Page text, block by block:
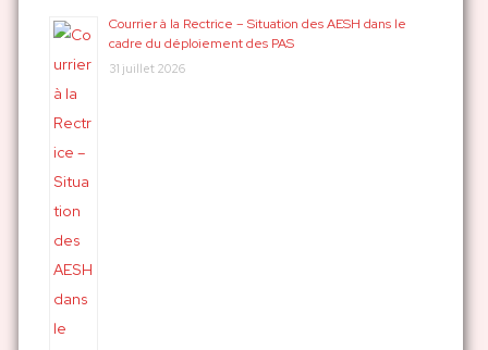
Courrier à la Rectrice – Situation des AESH dans le
cadre du déploiement des PAS
31 juillet 2026